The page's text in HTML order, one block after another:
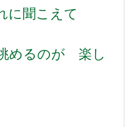
に聞こえて
めるのが 楽し